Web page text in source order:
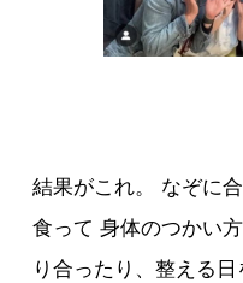
結果がこれ。 なぞに
食って 身体のつかい
り合ったり、整える